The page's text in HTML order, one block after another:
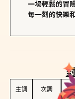
一場輕鬆的冒
每一刻的快樂
主調 次調